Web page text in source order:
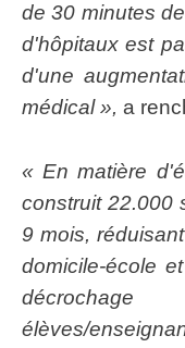
de 30 minutes
d'hôpitaux est
d'une
médical », a
« En matière
construit 22.000
9 mois,
domicile-école
élèves/